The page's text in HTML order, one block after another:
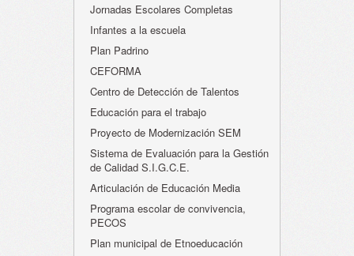
Jornadas Escolares Completas
Infantes a la escuela
Plan Padrino
CEFORMA
Centro de Detección de Talentos
Educación para el trabajo
Proyecto de Modernización SEM
Sistema de Evaluación para la Gestión
de Calidad S.I.G.C.E.
Articulación de Educación Media
Programa escolar de convivencia,
PECOS
Plan municipal de Etnoeducación